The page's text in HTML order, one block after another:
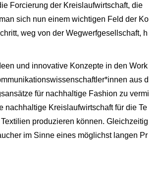
Forcierung der Kreislaufwirtschaft, die
sich nun einem wichtigen Feld der Ko
weg von der Wegwerfgesellschaft, h
und innovative Konzepte in den Work
aus d
für nachhaltige Fashion zu vermi
nachhaltige Kreislaufwirtschaft für die Te
produzieren können. Gleichzeitig
im Sinne eines möglichst langen Pr